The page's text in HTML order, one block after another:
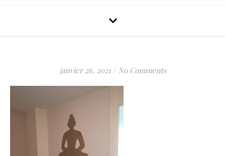
janvier 26, 2021 / No Comments